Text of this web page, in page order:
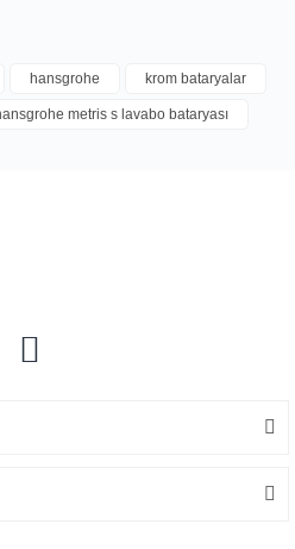
yorumu siz yapın!
hansgrohe krom bataryalar
metris s lavabo bataryası